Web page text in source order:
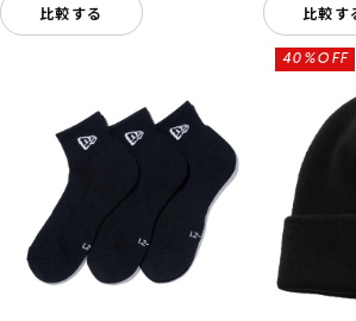
比較する 比較す
40%OFF